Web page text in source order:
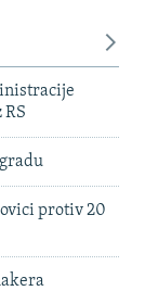
protiv 20